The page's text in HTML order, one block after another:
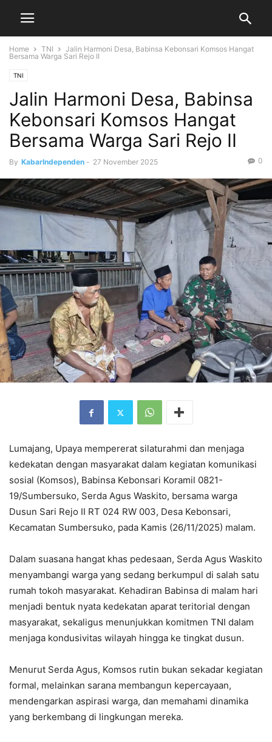
Home TNI
Jalin Harmoni Desa, Babinsa Kebonsari Komsos Hangat
Bersama Warga Sari Rejo II
TNI
Jalin Harmoni Desa, Babinsa
Kebonsari Komsos Hangat
Bersama Warga Sari Rejo II
By KabarIndependen - 27 November 2025 0
Lumajang, Upaya mempererat silaturahmi dan menjaga
kedekatan dengan masyarakat dalam kegiatan komunikasi
sosial (Komsos), Babinsa Kebonsari Koramil 0821-
19/Sumbersuko, Serda Agus Waskito, bersama warga
Dusun Sari Rejo II RT 024 RW 003, Desa Kebonsari,
Kecamatan Sumbersuko, pada Kamis (26/11/2025) malam.
Dalam suasana hangat khas pedesaan, Serda Agus Waskito
menyambangi warga yang sedang berkumpul di salah satu
rumah tokoh masyarakat. Kehadiran Babinsa di malam hari
menjadi bentuk nyata kedekatan aparat teritorial dengan
masyarakat, sekaligus menunjukkan komitmen TNI dalam
menjaga kondusivitas wilayah hingga ke tingkat dusun.
Menurut Serda Agus, Komsos rutin bukan sekadar kegiatan
formal, melainkan sarana membangun kepercayaan,
mendengarkan aspirasi warga, dan memahami dinamika
yang berkembang di lingkungan mereka.